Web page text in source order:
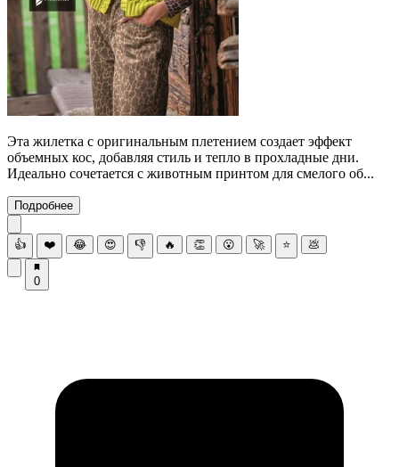
Эта жилетка с оригинальным плетением создает эффект
объемных кос, добавляя стиль и тепло в прохладные дни.
Идеально сочетается с животным принтом для смелого об...
Подробнее
👍 ❤️ 😂 😍 👎 🔥 👏 😮 🚀 ⭐ 💩
0